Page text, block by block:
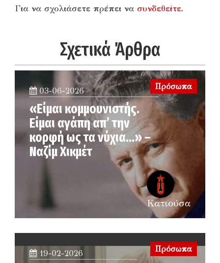
Για να σχολιάσετε πρέπει να συνδεθείτε.
Σχετικά Άρθρα
Πρόσωπα
03-06-2026
«Είμαι κομμουνιστής.
Είμαι αγάπη απ’ την
κορφή ως τα νύχια…» –
Ναζίμ Χικμέτ
Κατιούσα
19-02-2026 Πρόσωπα